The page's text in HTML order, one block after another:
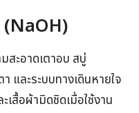
(NaOH)
สะอาดเตาอบ สบู่
และระบบทางเดินหายใจ
สื้อผ้ามิดชิดเมื่อใช้งาน